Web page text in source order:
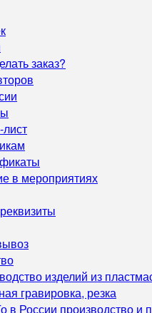
заказ?
в мероприятиях
изделий из
гравировка, резка
в России производство и